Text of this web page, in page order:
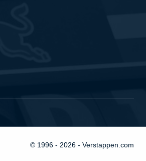
© 1996 - 2026 - Verstappen.com